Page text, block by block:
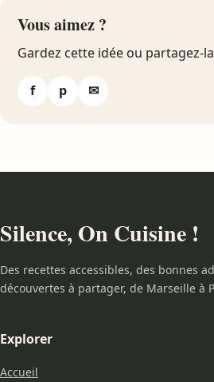
Vous aimez ?
Gardez cette idée ou partagez-
f p ✉
Silence, On Cuisine !
Des recettes accessibles, des bonnes
découvertes à partager, de Marseille à
Explorer
Accueil